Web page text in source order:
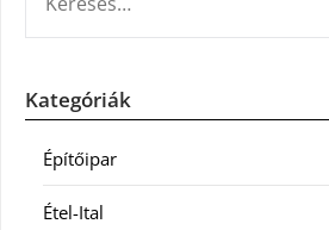
Kategóriák
Építőipar
Étel-Ital